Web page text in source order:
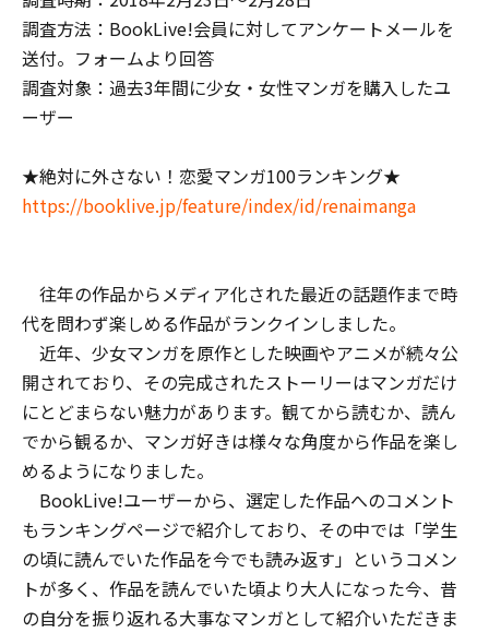
調査方法：BookLive!会員に対してアンケートメールを
送付。フォームより回答
調査対象：過去3年間に少女・女性マンガを購入したユ
ーザー
★絶対に外さない！恋愛マンガ100ランキング★
https://booklive.jp/feature/index/id/renaimanga
往年の作品からメディア化された最近の話題作まで時
代を問わず楽しめる作品がランクインしました。
近年、少女マンガを原作とした映画やアニメが続々公
開されており、その完成されたストーリーはマンガだけ
にとどまらない魅力があります。観てから読むか、読ん
でから観るか、マンガ好きは様々な角度から作品を楽し
めるようになりました。
BookLive!ユーザーから、選定した作品へのコメント
もランキングページで紹介しており、その中では「学生
の頃に読んでいた作品を今でも読み返す」というコメン
トが多く、作品を読んでいた頃より大人になった今、昔
の自分を振り返れる大事なマンガとして紹介いただきま